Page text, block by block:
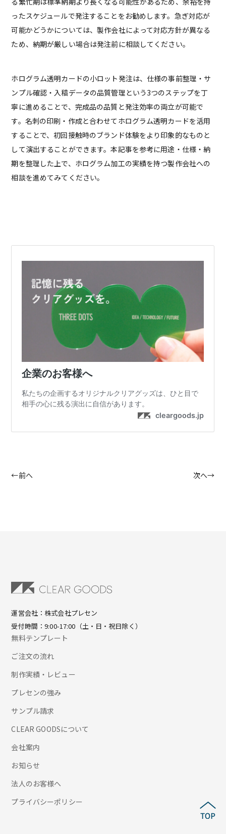
ったスケジュールで発注することをお勧めします。急ぎ対応が
可能かどうかについては、製作会社によって対応方針が異なる
ため、納期が厳しい場合は発注前に相談してください。
ホログラム透明カードの小ロット発注は、仕様の事前整理・サ
ンプル確認・入稿データの品質管理という3つのステップを丁
寧に進めることで、完成品の品質と発注効率の両立が可能で
す。名刺の印刷・作成と合わせてホログラム透明カードを活用
することで、初回接触時のブランド体験をより印象的なものと
して演出することができます。本記事を参考に用途・仕様・納
期を整理した上で、ホログラム加工の実績を持つ製作会社への
相談を進めてみてください。
←前へ 次へ→
運営会社：株式会社プレセン
受付時間：9:00-17:00（土・日・祝日除く）
無料テンプレート
ご注文の流れ
制作実績・レビュー
プレセンの強み
サンプル請求
CLEAR GOODSについて
会社案内
お知らせ
法人のお客様へ
プライバシーポリシー